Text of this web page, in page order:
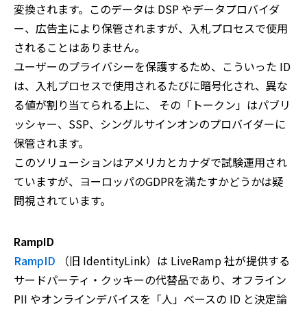
変換されます。このデータは DSP やデータプロバイダ
ー、広告主により保管されますが、入札プロセスで使用
されることはありません。
ユーザーのプライバシーを保護するため、こういった ID
は、入札プロセスで使用されるたびに暗号化され、異な
る値が割り当てられる上に、 その「トークン」はパブリ
ッシャー、SSP、シングルサインオンのプロバイダーに
保管されます。
このソリューションはアメリカとカナダで試験運用され
ていますが、ヨーロッパのGDPRを満たすかどうかは疑
問視されています。
RampID
RampID （旧 IdentityLink）は LiveRamp 社が提供する
サードパーティ・クッキーの代替品であり、オフライン
PII やオンラインデバイスを「人」ベースの ID と決定論